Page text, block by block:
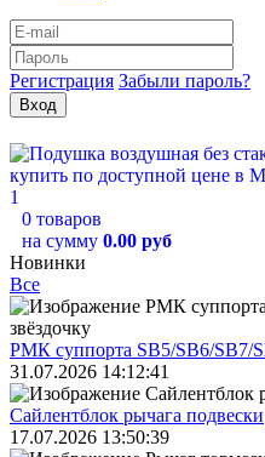
Регистрация Забыли пароль?
0 товаров
на сумму 0.00 руб
Новинки
Все
РМК суппорта SB5/SB6/SB7/
31.07.2026 14:12:41
Сайлентблок рычага подвески
17.07.2026 13:50:39